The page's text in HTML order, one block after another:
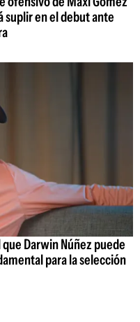
suplir en el debut ante
Darwin Núñez puede
para la selección